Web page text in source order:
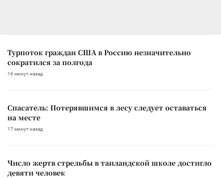
Турпоток граждан США в Россию незначительно
сократился за полгода
16 минут назад
Спасатель: Потерявшимся в лесу следует оставаться
на месте
17 минут назад
Число жертв стрельбы в таиландской школе достигло
девяти человек